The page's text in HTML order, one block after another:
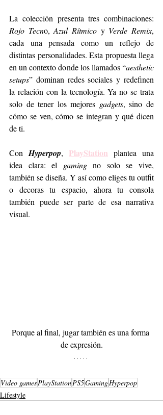
Rojo Tecno, Azul Rítmico y Verde Remix,
cada una pensada como un reflejo de
distintas personalidades. Esta propuesta llega
en un contexto donde los llamados “aesthetic
setups” dominan redes sociales y redefinen
la relación con la tecnología. Ya no se trata
solo de tener los mejores gadgets, sino de
cómo se ven, cómo se integran y qué dicen
de ti.
Con Hyperpop, PlayStation plantea una
idea clara: el gaming no solo se vive,
también se diseña. Y así como eliges tu outfit
o decoras tu espacio, ahora tu consola
también puede ser parte de esa narrativa
visual.
Porque al final, jugar también es una forma
de expresión.
Video gamesPlayStationPS5GamingHyperpop
Lifestyle